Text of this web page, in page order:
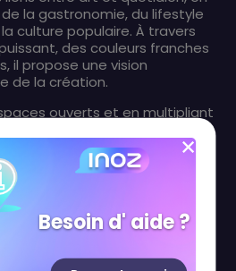
la gastronomie, du lifestyle
culture populaire. À travers
des couleurs franches
il propose une vision
de la création.
ouverts et en multipliant
cherche à créer une
public, faisant de l'art une
Besoin d' aide ?